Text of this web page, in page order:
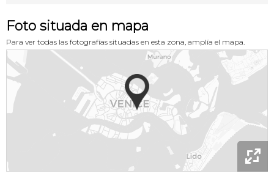
Foto situada en mapa
Para ver todas las fotografías situadas en esta zona, amplía el mapa.
